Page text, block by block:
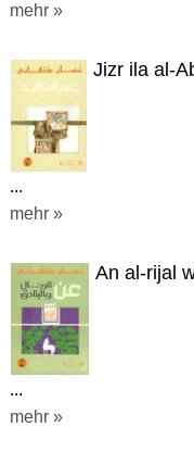
mehr »
Jizr ila al-
...
mehr »
An al-rijal
...
mehr »